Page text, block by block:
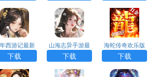
西游记最新
变态版
下载
山海志异手游最
新H5
下载
海蛇传奇欢乐版
最新变态版
下载